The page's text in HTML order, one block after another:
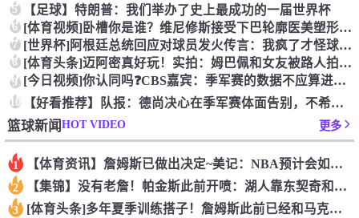
5 【足球】特朗普：我们举办了史上最成功的一届世界杯
6 [体育视频]卧槽你是谁？维尼修斯接受下巴轮廓医美塑形，突然变
7 [世界杯]阿根廷总统回应对球员发火传言：我疯了才怪球员？全是
8 [体育头条]迈阿密真好玩！实拍：姆巴佩和女友被路人拍到在夜店
9 [今日视频]你认同吗❓️CBS嘉宾：季军赛的数据不应算进去，
10 【好看推荐】队报：德尚决心在季军赛体面告别，不希望以两连败收
篮球新闻HOT VIDEO 更多
1 【体育资讯】詹姆斯已做出决定~美记：NBA预计会如期公布新赛
2 【集锦】没有老詹！帕金斯此前开喷：湖人靠东契奇和里夫斯没人会
3 [体育头条]多年夏季训练搭子！詹姆斯此前已经和马克西一同训练